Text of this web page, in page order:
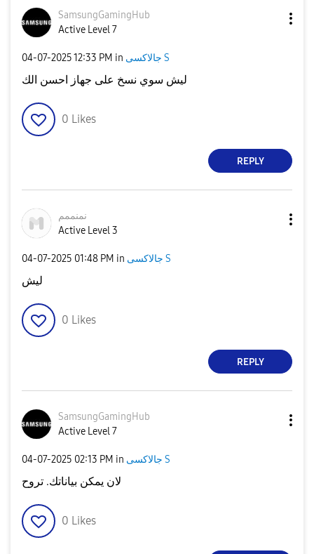
SamsungGamingHub
Active Level 7
‎04-07-202512:33 PM in جالاكسى S
ليش سوي نسخ على جهاز احسن الك
0 Likes
REPLY
نمنممم
Active Level 3
‎04-07-2025 01:48 PM in جالاكسى S
ليش
0 Likes
REPLY
SamsungGamingHub
Active Level 7
‎04-07-2025 02:13 PM in جالاكسى S
لان يمكن بياناتك. تروح
0 Likes